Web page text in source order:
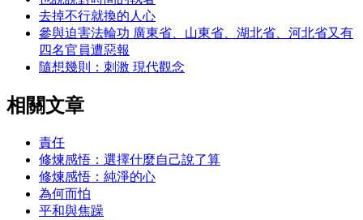
去掉不行就換的人心
參與迫害法輪功 廣東省、山東省、湖北省、河北省又有
四名官員遭惡報
隨想幾則：刺激 現代觀念
相關文章
責任
修煉感悟：選擇什麼自己說了算
修煉感悟：純淨的心
為何而怕
平和與焦躁